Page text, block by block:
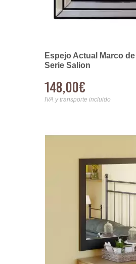
Espejo Actual Marco
Serie Salion
148,00€
IVA y transporte incluido